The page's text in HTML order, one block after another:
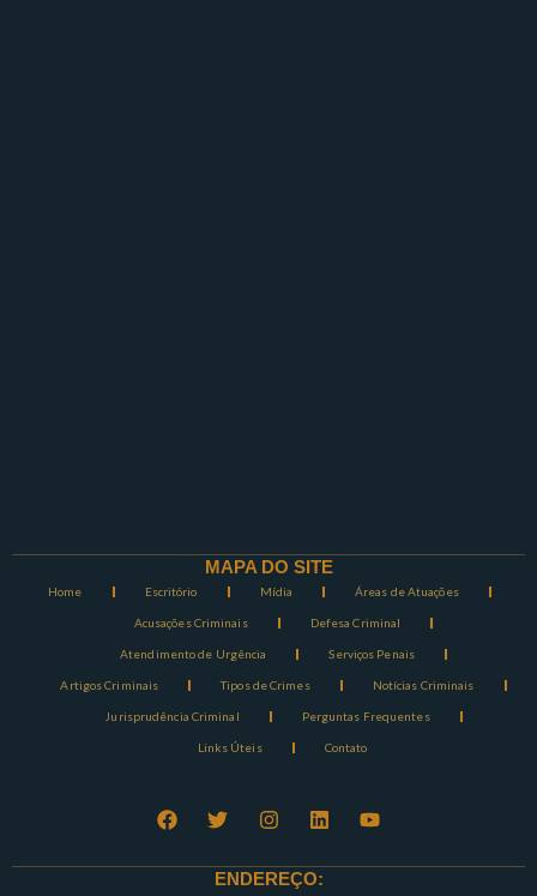
MAPA DO SITE
Home Escritório Mídia Áreas de Atuações
Acusações Criminais Defesa Criminal
Atendimento de Urgência Serviços Penais
Artigos Criminais Tipos de Crimes Notícias Criminais
Jurisprudência Criminal Perguntas Frequentes
Links Úteis Contato
ENDEREÇO: